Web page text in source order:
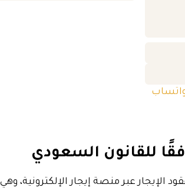
للقانون السعودي
الإيجار عبر منصة إيجار